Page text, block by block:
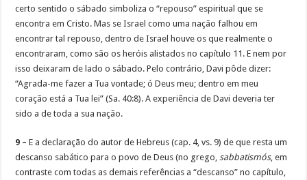
certo sentido o sábado simboliza o “repouso” espiritual que se
encontra em Cristo. Mas se Israel como uma nação falhou em
encontrar tal repouso, dentro de Israel houve os que realmente o
encontraram, como são os heróis alistados no capítulo 11. E nem por
isso deixaram de lado o sábado. Pelo contrário, Davi pôde dizer:
“Agrada-me fazer a Tua vontade; ó Deus meu; dentro em meu
coração está a Tua lei” (Sa. 40:8). A experiência de Davi deveria ter
sido a de toda a sua nação.
9 – E a declaração do autor de Hebreus (cap. 4, vs. 9) de que resta um
descanso sabático para o povo de Deus (no grego,sabbatismós, em
contraste com todas as demais referências a “descanso” no capítulo,